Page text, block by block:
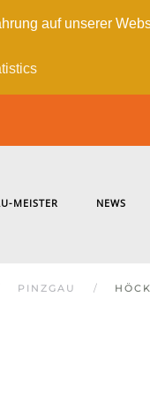
auf unserer
MEISTER NEWS
PINZGAU